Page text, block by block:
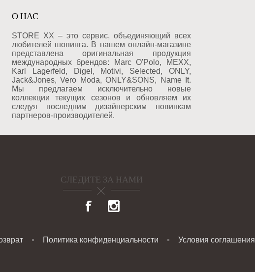
О НАС
STORE XX – это сервис, объединяющий всех
любителей шопинга. В нашем онлайн-магазине
представлена оригинальная продукция
международных брендов: Marc O'Polo, MEXX,
Karl Lagerfeld, Digel, Motivi, Selected, ONLY,
Jack&Jones, Vero Moda, ONLY&SONS, Name It.
Мы предлагаем исключительно новые
коллекции текущих сезонов и обновляем их
следуя последним дизайнерским новинкам
партнеров-производителей.
СЛЕДИТЕ ЗА НАМИ
Политика конфиденциальности Условия соглашения